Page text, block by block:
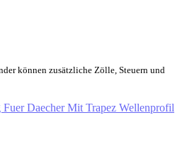
können zusätzliche Zölle, Steuern und